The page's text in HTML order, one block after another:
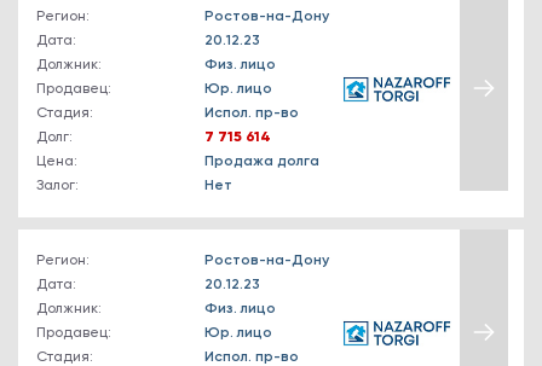
Регион:
Ростов-на-Дону
Дата:
20.12.23
Должник:
Физ. лицо
Продавец:
Юр. лицо
Стадия:
Испол. пр-во
Долг:
7 715 614
Цена:
Продажа долга
Залог:
Нет
Регион:
Ростов-на-Дону
Дата:
20.12.23
Должник:
Физ. лицо
Продавец:
Юр. лицо
Стадия:
Испол. пр-во